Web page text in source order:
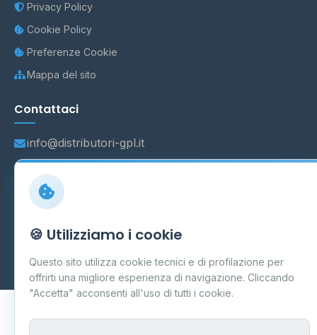
Privacy Policy
Cookie Policy
Preferenze Cookie
Mappa del sito
Contattaci
info@distributori-gpl.it
Carpi P.IVA 03859300364
Aggiornamento quotidiano
🍪 Utilizziamo i cookie
Questo sito utilizza cookie tecnici e di profilazione per
offrirti una migliore esperienza di navigazione. Cliccando
"Accetta" acconsenti all'uso di tutti i cookie.